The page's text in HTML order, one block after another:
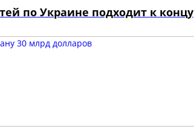
по Украине подходит к концу